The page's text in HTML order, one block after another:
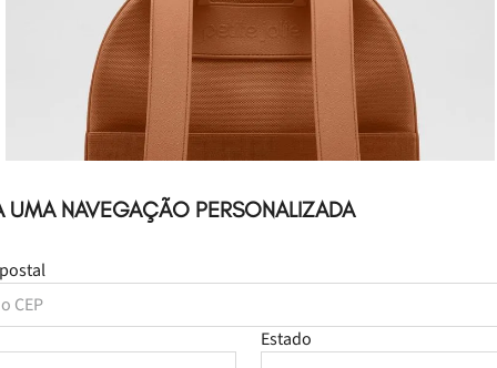
UMA NAVEGAÇÃO PERSONALIZADA
Estado